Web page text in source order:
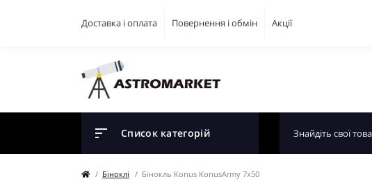
Доставка і оплата Повернення і обмін Акції
Список категорій
Біноклі Бінокль Konus KonusArmy 7x50